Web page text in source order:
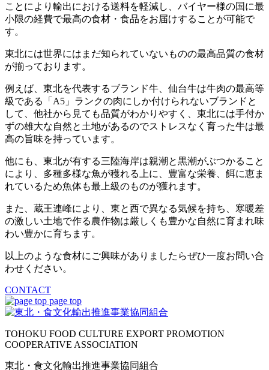
ことにより輸出における送料を軽減し、バイヤー様の国に最
小限の経費で最高の食材・食品をお届けすることが可能で
す。
東北には世界にはまだ知られていないものの最高品質の食材
が揃っております。
例えば、東北を代表するブランド牛、仙台牛は牛肉の最高等
級である「A5」ランクの肉にしか付けられないブランドと
して、他社から見ても品質がわかりやすく、東北には手付か
ずの雄大な自然と土地があるのでストレスなく育った牛は最
高の旨味を持っています。
他にも、東北が有する三陸海岸は親潮と黒潮がぶつかること
により、多種多様な魚が穫れる上に、豊富な栄養、餌に恵ま
れているため魚体も最上級のものが獲れます。
また、蔵王連峰により、東と西で異なる気候を持ち、寒暖差
の激しい土地で作る農作物は厳しくも豊かな自然に育まれ味
わい豊かに育ちます。
以上のような食材にご興味がありましたらぜひ一度お問い合
わせください。
CONTACT
page top
TOHOKU FOOD CULTURE EXPORT PROMOTION
COOPERATIVE ASSOCIATION
東北・食文化輸出推進事業協同組合